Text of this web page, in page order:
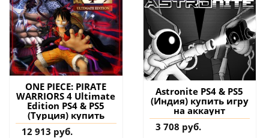
ONE PIECE: PIRATE
WARRIORS 4 Ultimate
Edition PS4 & PS5
(Турция) купить
12 913 руб.
Astronite PS4 & PS5
(Индия) купить игру
на аккаунт
3 708 руб.